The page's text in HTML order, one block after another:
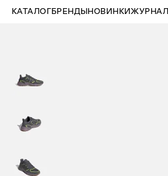
КАТАЛОГ БРЕНДЫ НОВИНКИЖУРНАЛ